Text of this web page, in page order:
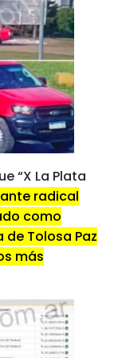
“X La Plata
radical
como
de Tolosa Paz
más